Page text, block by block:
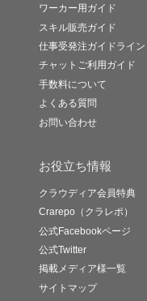
ワーカー用ガイド
スキル販売ガイド
仕事受発注ガイドライン
チャットご利用ガイド
手数料について
よくある質問
お問い合わせ
お役立ち情報
クラウディア会員特典
Crarepo（クラレポ）
公式Facebookページ
公式Twitter
掲載メディア様一覧
サイトマップ